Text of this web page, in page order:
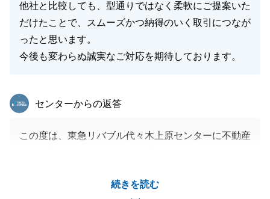
他社と比較しても、型通りではなく柔軟にご提案いた
だけたことで、スムーズかつ納得のいく取引につなが
ったと思います。
今後も変わらぬ誠実なご対応を期待しております。
続きを読む
東急リバブル
センターからの返答
この度は、東急リバブル代々木上原センターに不動産
お褒めの言葉を頂戴する事ができ、担当者として大変